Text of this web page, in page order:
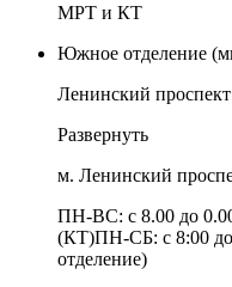
МРТ и КТ
Южное отделение
Ленинский проспект
Развернуть
м. Ленинский
ПН-ВС: с 8.00 до
(КТ)ПН-СБ: с 8:00 до
отделение)